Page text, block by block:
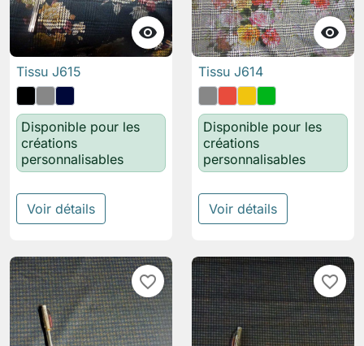

Tissu J615
Disponible pour les
créations
personnalisables
Voir détails

Tissu J614
Disponible pour les
créations
personnalisables
Voir détails
favorite_border favorite_border